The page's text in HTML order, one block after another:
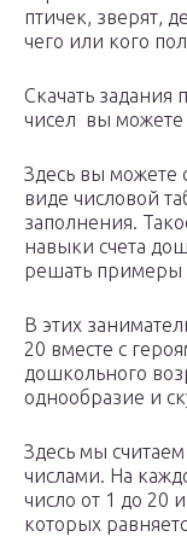
птичек, зверят,
чего или кого
Скачать
чисел вы можете
Здесь вы можете
виде числовой
заполнения.
навыки счета
решать примеры
В этих
20 вместе с
дошкольного
однообразие и
Здесь мы
числами. На
число от 1 до 20
которых